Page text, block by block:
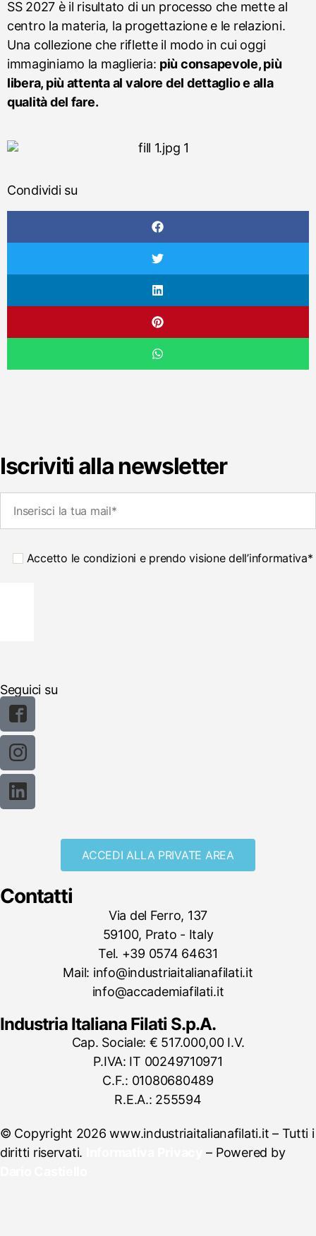
SS 2027 è il risultato di un processo che mette al
centro la materia, la progettazione e le relazioni.
Una collezione che riflette il modo in cui oggi
immaginiamo la maglieria: più consapevole, più
libera, più attenta al valore del dettaglio e alla
qualità del fare.
Condividi su
Iscriviti alla newsletter
Accetto le condizioni e prendo visione dell’informativa*
Seguici su
ACCEDI ALLA PRIVATE AREA
Contatti
Via del Ferro, 137
59100, Prato - Italy
Tel. +39 0574 64631
Mail: info@industriaitalianafilati.it
info@accademiafilati.it
Industria Italiana Filati S.p.A.
Cap. Sociale: € 517.000,00 I.V.
P.IVA: IT 00249710971
C.F.: 01080680489
R.E.A.: 255594
© Copyright 2026 www.industriaitalianafilati.it – Tutti i
diritti riservati.
– Powered by